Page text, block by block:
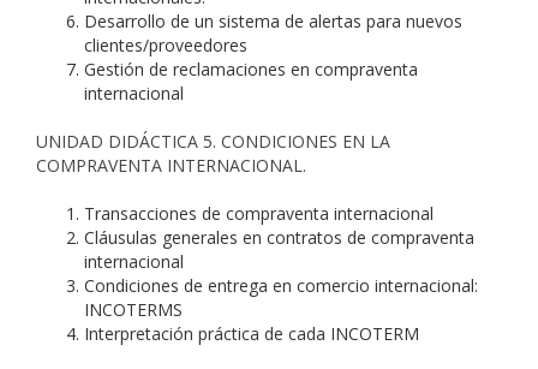
Desarrollo de un sistema de alertas para nuevos
clientes/proveedores
Gestión de reclamaciones en compraventa
internacional
UNIDAD DIDÁCTICA 5. CONDICIONES EN LA
COMPRAVENTA INTERNACIONAL.
Transacciones de compraventa internacional
Cláusulas generales en contratos de compraventa
internacional
Condiciones de entrega en comercio internacional:
INCOTERMS
Interpretación práctica de cada INCOTERM